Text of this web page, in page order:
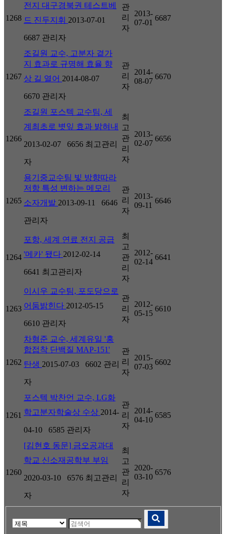
1268
전지 대구경북권 테스트베
드 진두지휘 2013-07-01
6687 관리자
관
리
자
2013-
07-01
6687
1267
조길원 교수, 고분자 곁가
지 효과로 규명해 효율 향
상 길 열어 2014-08-07
6670 관리자
관
리
자
2014-
08-07
6670
1266
조길원 포스텍 교수팀, 세
계최초로 볏잎 효과 밝혀내
2013-02-07 6656 최고관리
자
최
고
관
리
자
2013-
02-07
6656
1265
용기중교수팀 빛 방향따라
저항 특성 변하는 메모리
소자개발 2013-09-11 6646
관리자
관
리
자
2013-
09-11
6646
1264
포항, 세계 연료 전지 공급
'메카' 됐다 2012-02-14
6641 최고관리자
최
고
관
리
자
2012-
02-14
6641
1263
이시우 교수팀, 포도당으로
어둠밝힌다 2012-05-15
6610 관리자
관
리
자
2012-
05-15
6610
1262
차형준 교수, 세계유일 '홍
합접착 단백질 MAP-151'
탄생 2015-07-03 6602 관리
자
관
리
자
2015-
07-03
6602
1261
포스텍 박찬언 교수, LG화
학고분자학술상 수상 2014-
04-10 6585 관리자
관
리
자
2014-
04-10
6585
1260
[김현호 동문] 금오공과대
학교 신소재공학부 부임
2020-03-10 6576 최고관리
자
최
고
관
리
자
2020-
03-10
6576